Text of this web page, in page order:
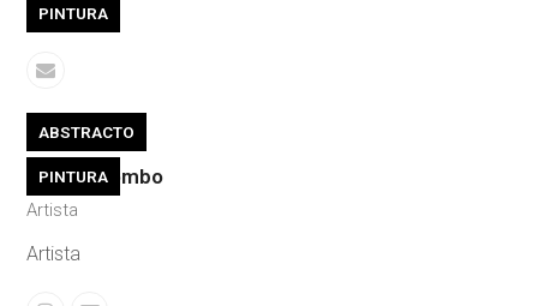
PINTURA
Artista
Correo
ABSTRACTO
PINTURA
Erica Colombo
Artista
Artista